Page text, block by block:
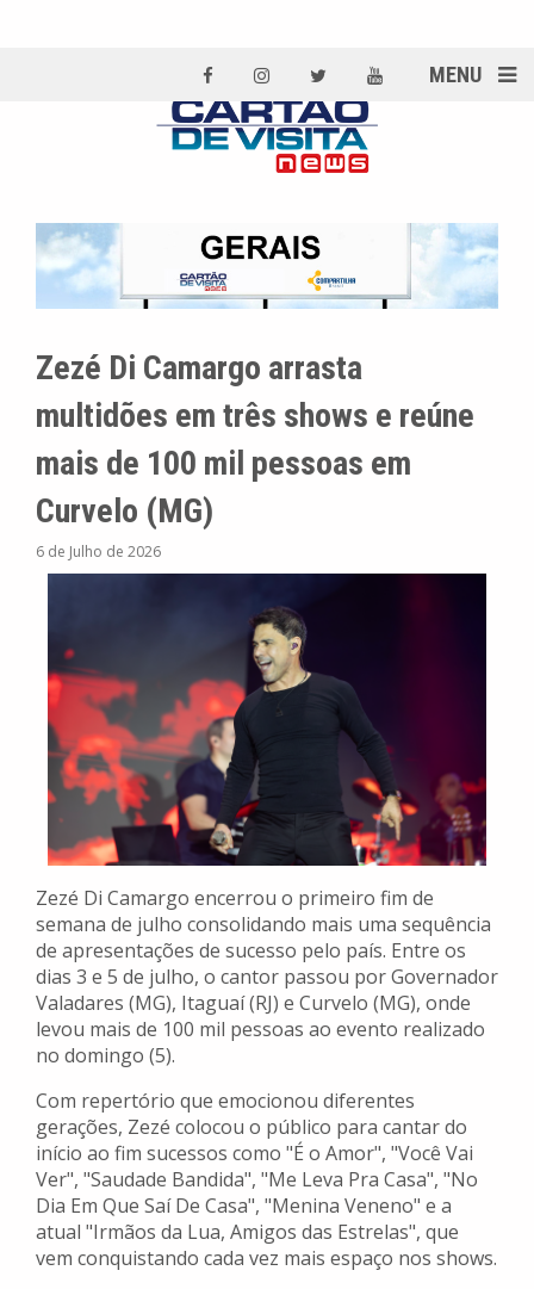
MENU
Zezé Di Camargo arrasta
multidões em três shows e reúne
mais de 100 mil pessoas em
Curvelo (MG)
6 de Julho de 2026
Zezé Di Camargo encerrou o primeiro fim de
semana de julho consolidando mais uma sequência
de apresentações de sucesso pelo país. Entre os
dias 3 e 5 de julho, o cantor passou por Governador
Valadares (MG), Itaguaí (RJ) e Curvelo (MG), onde
levou mais de 100 mil pessoas ao evento realizado
no domingo (5).
Com repertório que emocionou diferentes
gerações, Zezé colocou o público para cantar do
início ao fim sucessos como "É o Amor", "Você Vai
Ver", "Saudade Bandida", "Me Leva Pra Casa", "No
Dia Em Que Saí De Casa", "Menina Veneno" e a
atual "Irmãos da Lua, Amigos das Estrelas", que
vem conquistando cada vez mais espaço nos shows.